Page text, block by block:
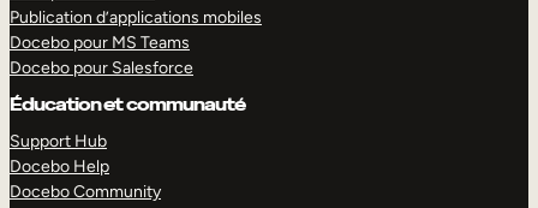
Publication d’applications mobiles
Docebo pour MS Teams
Docebo pour Salesforce
Éducation et communauté
Support Hub
Docebo Help
Docebo Community